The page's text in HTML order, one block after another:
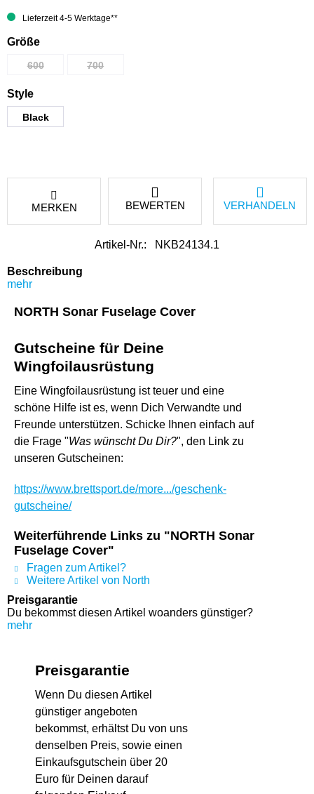
Lieferzeit 4-5 Werktage**
Größe
600 700
Style
Black
MERKEN BEWERTEN VERHANDELN
Artikel-Nr.: NKB24134.1
Beschreibung
mehr
NORTH Sonar Fuselage Cover
Gutscheine für Deine
Wingfoilausrüstung
Eine Wingfoilausrüstung ist teuer und eine
schöne Hilfe ist es, wenn Dich Verwandte und
Freunde unterstützen. Schicke Ihnen einfach auf
die Frage "Was wünscht Du Dir?", den Link zu
unseren Gutscheinen:
https://www.brettsport.de/more.../geschenk-
gutscheine/
Weiterführende Links zu "NORTH Sonar
Fuselage Cover"
Fragen zum Artikel?
Weitere Artikel von North
Preisgarantie
Du bekommst diesen Artikel woanders günstiger?
mehr
Preisgarantie
Wenn Du diesen Artikel
günstiger angeboten
bekommst, erhältst Du von uns
denselben Preis, sowie einen
Einkaufsgutschein über 20
Euro für Deinen darauf